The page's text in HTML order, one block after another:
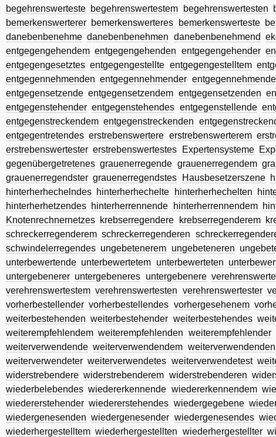
begehrenswerteste begehrenswertestem begehrenswertesten
bemerkenswerterer bemerkenswerteres bemerkenswerteste
danebenbenehme danebenbenehmen danebenbenehmend
entgegengehendem entgegengehenden entgegengehender
entgegengesetztes entgegengestellte entgegengestelltem
entgegennehmenden entgegennehmender
entgegensetzende entgegensetzendem entgegensetzenden
entgegenstehender entgegenstehendes entgegenstellende
entgegenstreckendem entgegenstreckenden
entgegentretendes erstrebenswertere erstrebenswerterem
erstrebenswertester erstrebenswertestes Expertensysteme
gegenübergetretenes grauenerregende grauenerregendem
grauenerregendster grauenerregendstes Hausbesetzerszene
hinterherhechelndes hinterherhechelte hinterherhechelten
hinterherhetzendes hinterherrennende hinterherrennendem
Knotenrechnernetzes krebserregendere krebserregenderem
schreckerregenderem schreckerregenderen
schwindelerregendes ungebetenerem ungebeteneren
unterbewertende unterbewertetem unterbewerteten
untergebenerer untergebeneres untergebenere
verehrenswertestem verehrenswertesten verehrenswertester
vorherbestellender vorherbestellendes vorhergesehenem
weiterbestehenden weiterbestehender weiterbestehendes
weiterempfehlendem weiterempfehlenden weiterempfehlender
weiterverwendende weiterverwendendem weiterverwendenden
weiterverwendeter weiterverwendetes weiterverwendetest
widerstrebendere widerstrebenderem widerstrebenderen
wiederbelebendes wiedererkennende wiedererkennendem
wiedererstehender wiedererstehendes wiedergegebene
wiedergenesenden wiedergenesender wiedergenesendes
wiederhergestelltem wiederhergestellten wiederhergestellter